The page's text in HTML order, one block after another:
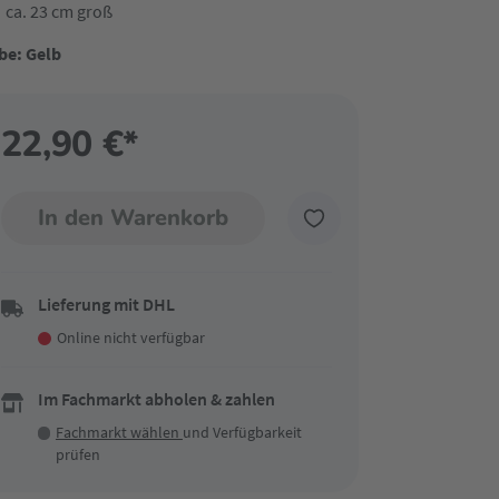
ca. 23 cm groß
Gelb
22,90 €*
In den Warenkorb
Lieferung mit DHL
Online nicht verfügbar
Im Fachmarkt abholen & zahlen
Fachmarkt wählen und Verfügbarkeit
prüfen